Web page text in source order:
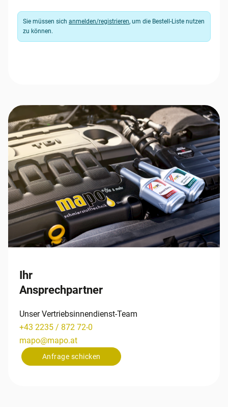
Sie müssen sich anmelden/registrieren, um die Bestell-Liste nutzen
zu können.
Ihr
Ansprechpartner
Unser Vertriebsinnendienst-Team
+43 2235 / 872 72-0
mapo@mapo.at
Anfrage schicken